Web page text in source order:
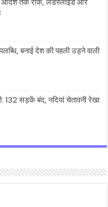
बनाई देश की पहली उड़ने वाली
132 सड़कें बंद, नदियां चेतावनी रेखा